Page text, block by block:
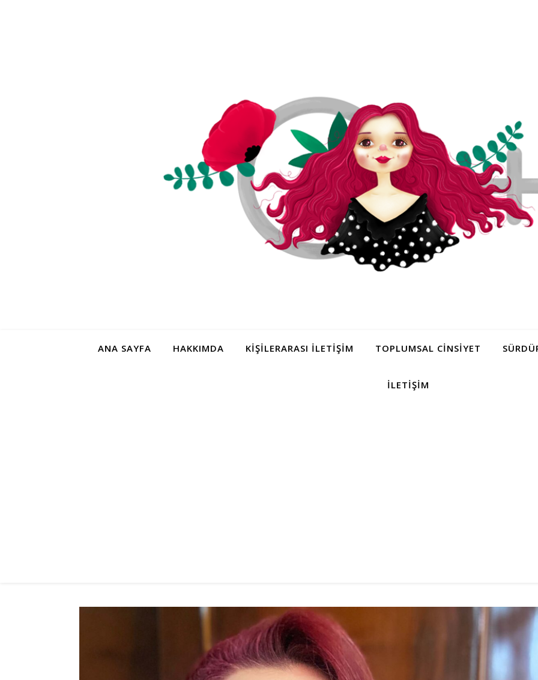
ANA SAYFA HAKKIMDA KIŞILERARASI İLETIŞIM TOPLUMSAL CINSIYET
İLETIŞIM